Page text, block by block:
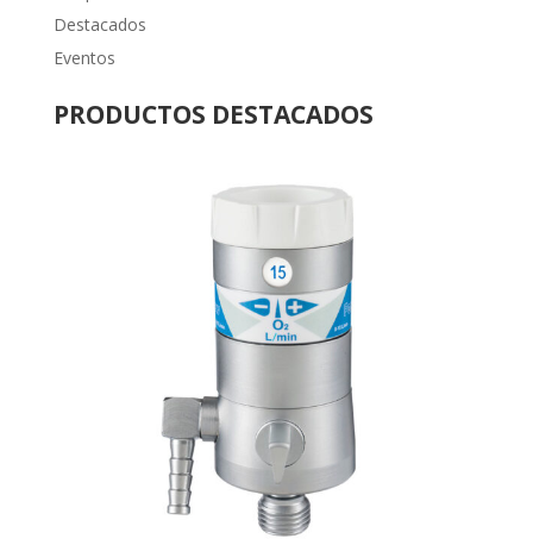
Destacados
Eventos
PRODUCTOS DESTACADOS